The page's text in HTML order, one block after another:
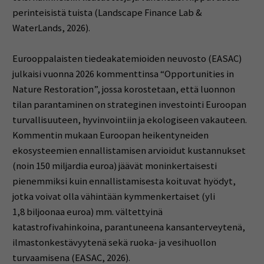
perinteisistä tuista (Landscape Finance Lab &
WaterLands, 2026).
Eurooppalaisten tiedeakatemioiden neuvosto (EASAC)
julkaisi vuonna 2026 kommenttinsa “Opportunities in
Nature Restoration”, jossa korostetaan, että luonnon
tilan parantaminen on strateginen investointi Euroopan
turvallisuuteen, hyvinvointiin ja ekologiseen vakauteen.
Kommentin mukaan Euroopan heikentyneiden
ekosysteemien ennallistamisen arvioidut kustannukset
(noin 150 miljardia euroa) jäävät moninkertaisesti
pienemmiksi kuin ennallistamisesta koituvat hyödyt,
jotka voivat olla vähintään kymmenkertaiset (yli
1,8 biljoonaa euroa) mm. vältettyinä
katastrofivahinkoina, parantuneena kansanterveytenä,
ilmastonkestävyytenä sekä ruoka- ja vesihuollon
turvaamisena (EASAC, 2026).